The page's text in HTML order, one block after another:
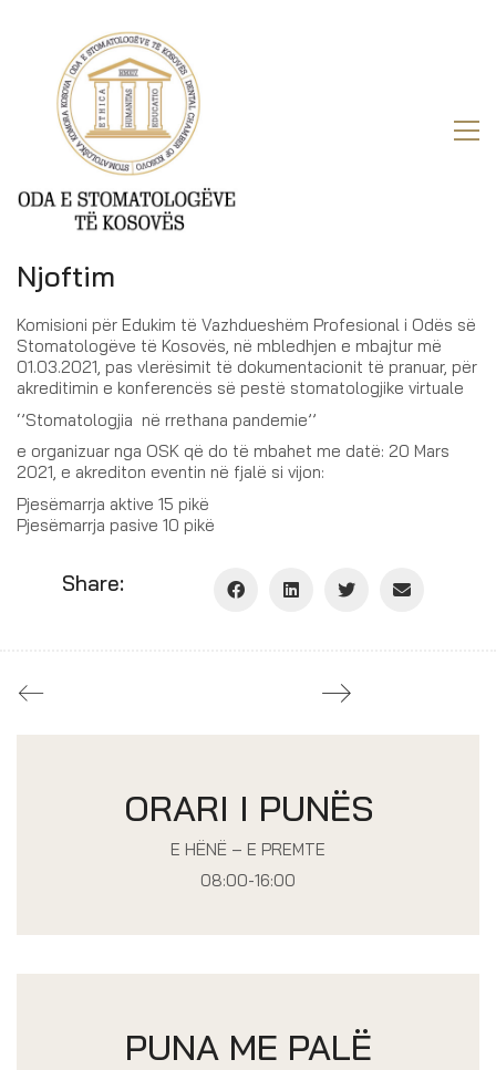
Njoftim
Komisioni për Edukim të Vazhdueshëm Profesional i Odës së
Stomatologëve të Kosovës, në mbledhjen e mbajtur më
01.03.2021, pas vlerësimit të dokumentacionit të pranuar, për
akreditimin e konferencës së pestë stomatologjike virtuale
‘’Stomatologjia në rrethana pandemie’’
e organizuar nga OSK që do të mbahet me datë: 20 Mars
2021, e akrediton eventin në fjalë si vijon:
Pjesëmarrja aktive 15 pikë
Pjesëmarrja pasive 10 pikë
Share:
ORARI I PUNËS
E HËNË – E PREMTE
08:00-16:00
PUNA ME PALË